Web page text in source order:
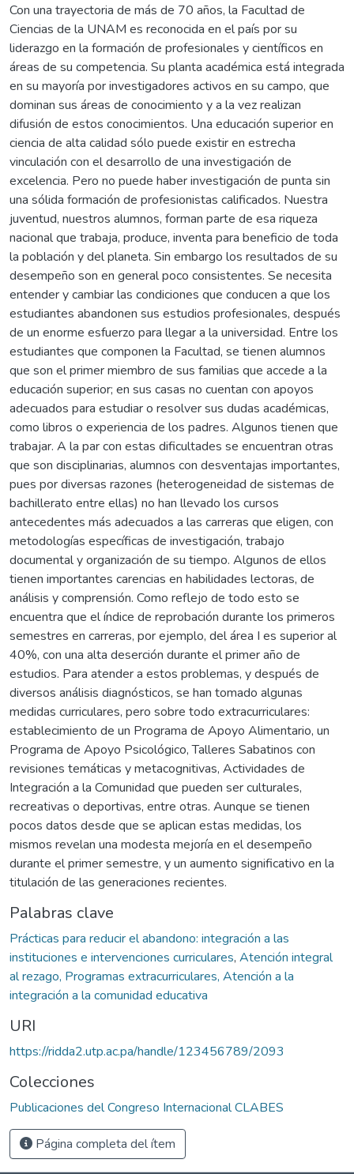
Con una trayectoria de más de 70 años, la Facultad de
Ciencias de la UNAM es reconocida en el país por su
liderazgo en la formación de profesionales y científicos en
áreas de su competencia. Su planta académica está integrada
en su mayoría por investigadores activos en su campo, que
dominan sus áreas de conocimiento y a la vez realizan
difusión de estos conocimientos. Una educación superior en
ciencia de alta calidad sólo puede existir en estrecha
vinculación con el desarrollo de una investigación de
excelencia. Pero no puede haber investigación de punta sin
una sólida formación de profesionistas calificados. Nuestra
juventud, nuestros alumnos, forman parte de esa riqueza
nacional que trabaja, produce, inventa para beneficio de toda
la población y del planeta. Sin embargo los resultados de su
desempeño son en general poco consistentes. Se necesita
entender y cambiar las condiciones que conducen a que los
estudiantes abandonen sus estudios profesionales, después
de un enorme esfuerzo para llegar a la universidad. Entre los
estudiantes que componen la Facultad, se tienen alumnos
que son el primer miembro de sus familias que accede a la
educación superior; en sus casas no cuentan con apoyos
adecuados para estudiar o resolver sus dudas académicas,
como libros o experiencia de los padres. Algunos tienen que
trabajar. A la par con estas dificultades se encuentran otras
que son disciplinarias, alumnos con desventajas importantes,
pues por diversas razones (heterogeneidad de sistemas de
bachillerato entre ellas) no han llevado los cursos
antecedentes más adecuados a las carreras que eligen, con
metodologías específicas de investigación, trabajo
documental y organización de su tiempo. Algunos de ellos
tienen importantes carencias en habilidades lectoras, de
análisis y comprensión. Como reflejo de todo esto se
encuentra que el índice de reprobación durante los primeros
semestres en carreras, por ejemplo, del área I es superior al
40%, con una alta deserción durante el primer año de
estudios. Para atender a estos problemas, y después de
diversos análisis diagnósticos, se han tomado algunas
medidas curriculares, pero sobre todo extracurriculares:
establecimiento de un Programa de Apoyo Alimentario, un
Programa de Apoyo Psicológico, Talleres Sabatinos con
revisiones temáticas y metacognitivas, Actividades de
Integración a la Comunidad que pueden ser culturales,
recreativas o deportivas, entre otras. Aunque se tienen
pocos datos desde que se aplican estas medidas, los
mismos revelan una modesta mejoría en el desempeño
durante el primer semestre, y un aumento significativo en la
titulación de las generaciones recientes.
Palabras clave
Prácticas para reducir el abandono: integración a las
instituciones e intervenciones curriculares, Atención integral
al rezago, Programas extracurriculares, Atención a la
integración a la comunidad educativa
URI
https://ridda2.utp.ac.pa/handle/123456789/2093
Colecciones
Publicaciones del Congreso Internacional CLABES
Página completa del ítem